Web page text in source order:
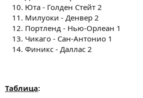
Юта - Голден Стейт 2
Милуоки - Денвер 2
Портленд - Нью-Орлеан 1
Чикаго - Сан-Антонио 1
Финикс - Даллас 2
Таблица: